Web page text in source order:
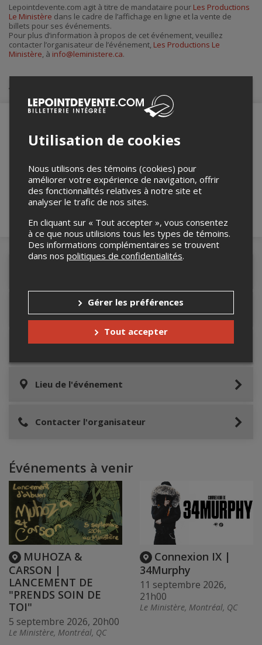
courriel
Lepointdevente.com agit à titre de mandataire pour Les Productions
Le Ministère dans le cadre de l’affichage en ligne et la vente de
billets pour ses événements.
Pour plus d’information à propos de cet événement, veuillez
contacter l’organisateur de l’événement, Les Productions Le
Ministère, à info@leministere.ca.
Achat de billets
Accès au site de l'événement
Informations relatives au stationnement
Lieu de l'événement
Contacter l'organisateur
Événements à venir
MUHOZA &
CARSON |
LANCEMENT DE
"PRENDS SOIN DE
TOI"
5 septembre 2026, 20h00
Le Ministère, Montréal, QC
Connexion IX |
34Murphy
11 septembre 2026,
21h00
Le Ministère, Montréal, QC
Utilisation de cookies
Nous utilisons des témoins (cookies) pour
améliorer votre expérience de navigation, offrir
des fonctionnalités relatives à notre site et
analyser le trafic de nos sites.
En cliquant sur « Tout accepter », vous consentez
à ce que nous utilisions tous les types de témoins.
Des informations complémentaires se trouvent
dans nos politiques de confidentialités.
Gérer les préférences
Tout accepter